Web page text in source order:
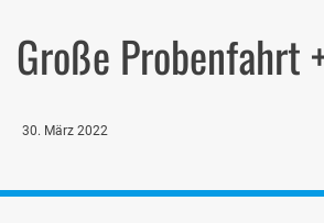
Große Probenfahrt
30. März 2022